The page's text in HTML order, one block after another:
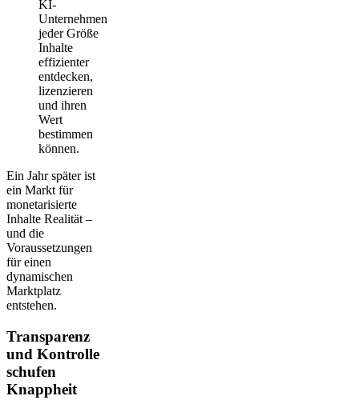
KI-
Unternehmen
jeder Größe
Inhalte
effizienter
entdecken,
lizenzieren
und ihren
Wert
bestimmen
können.
Ein Jahr später ist
ein Markt für
monetarisierte
Inhalte Realität –
und die
Voraussetzungen
für einen
dynamischen
Marktplatz
entstehen.
Transparenz
und Kontrolle
schufen
Knappheit